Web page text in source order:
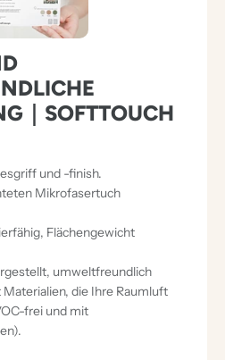
｜SOFTTOUCH
und -finish.
Mikrofasertuch
Flächengewicht
umweltfreundlich
die Ihre Raumluft
frei und mit